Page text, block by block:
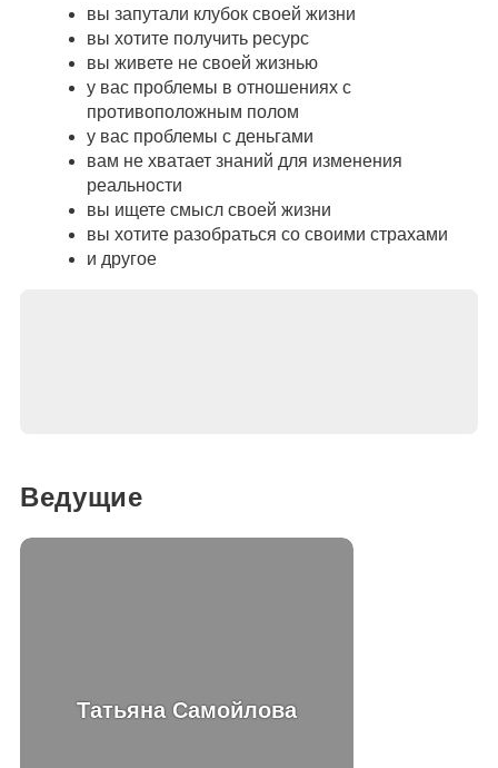
вы запутали клубок своей жизни
вы хотите получить ресурс
вы живете не своей жизнью
у вас проблемы в отношениях с
противоположным полом
у вас проблемы с деньгами
вам не хватает знаний для изменения
реальности
вы ищете смысл своей жизни
вы хотите разобраться со своими страхами
и другое
Ведущие
Татьяна Самойлова